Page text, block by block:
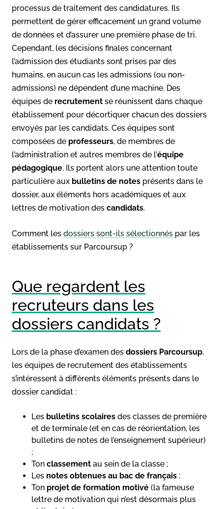
processus de traitement des candidatures. Ils
permettent de gérer efficacement un grand volume
de données et d’assurer une première phase de tri.
Cependant, les décisions finales concernant
l’admission des étudiants sont prises par des
humains, en aucun cas les admissions (ou non-
admissions) ne dépendent d’une machine. Des
équipes de recrutement se réunissent dans chaque
établissement pour décortiquer chacun des dossiers
envoyés par les candidats. Ces équipes sont
composées de professeurs, de membres de
l’administration et autres membres de l’équipe
pédagogique. Ils portent alors une attention toute
particulière aux bulletins de notes présents dans le
dossier, aux éléments hors académiques et aux
lettres de motivation des candidats.
Comment les dossiers sont-ils sélectionnés par les
établissements sur Parcoursup ?
Que regardent les
recruteurs dans les
dossiers candidats ?
Lors de la phase d’examen des dossiers Parcoursup,
les équipes de recrutement des établissements
s’intéressent à différents éléments présents dans le
dossier candidat :
Les bulletins scolaires des classes de première
et de terminale (et en cas de réorientation, les
bulletins de notes de l’enseignement supérieur)
;
Ton classement au sein de la classe ;
Les notes obtenues au bac de français ;
Ton projet de formation motivé (la fameuse
lettre de motivation qui n’est désormais plus